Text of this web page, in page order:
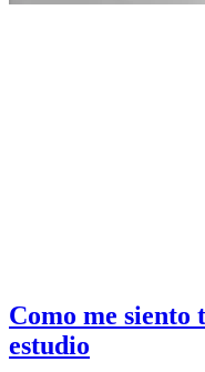
Como me siento
estudio